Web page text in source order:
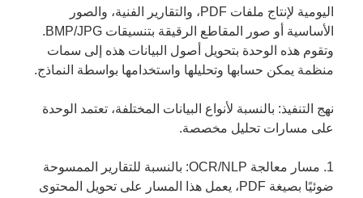
اليومية لإنتاج ملفات PDF، والتقارير الفنية، والصور
الأساسية أو صور المقاطع الرقيقة بتنسيقات BMP/JPG.
وتقوم هذه الوحدة بتحويل أصول البيانات هذه إلى سمات
منظمة يمكن حسابها وتحليلها واستخدامها بواسطة النماذج.
نهج التنفيذ: بالنسبة لأنواع البيانات المختلفة، تعتمد الوحدة
على مسارات تحليل مخصصة.
1. مسار معالجة OCR/NLP: بالنسبة للتقارير الممسوحة
ضوئيًا بصيغة PDF، يعمل هذا المسار على تحويل المحتوى